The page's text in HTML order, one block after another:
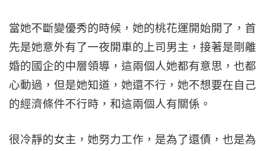
當她不斷變優秀的時候，她的桃花運開始開了，首
先是她意外有了一夜開車的上司男主，接著是剛離
婚的國企的中層領導，這兩個人她都有意思，也都
心動過，但是她知道，她還不行，她不想要在自己
的經濟條件不行時，和這兩個人有關係。
很冷靜的女主，她努力工作，是為了還債，也是為